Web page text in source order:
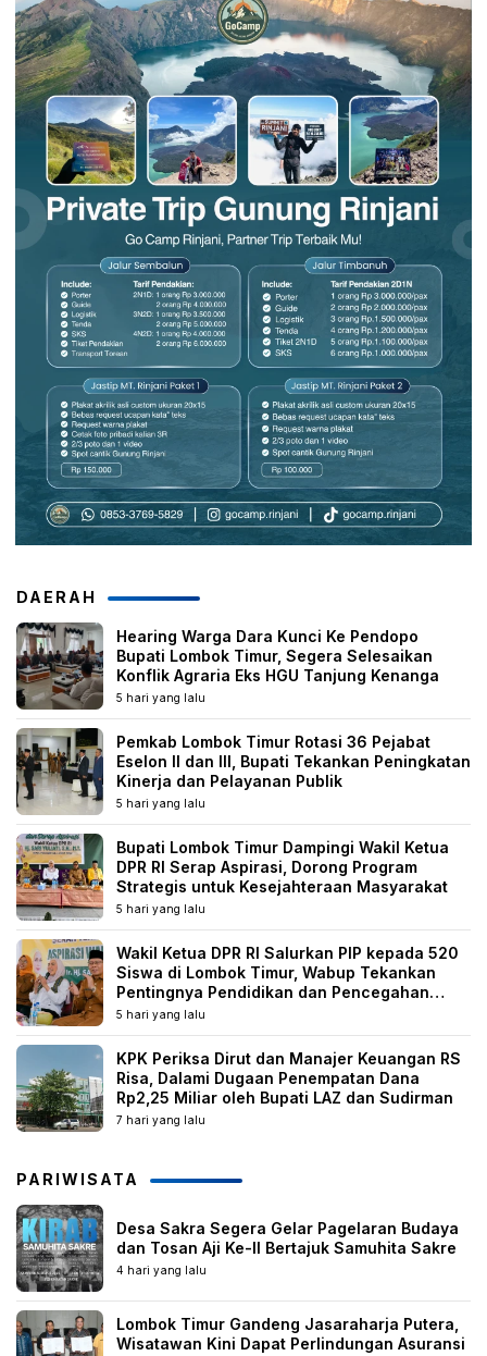
DAERAH
Hearing Warga Dara Kunci Ke Pendopo
Bupati Lombok Timur, Segera Selesaikan
Konflik Agraria Eks HGU Tanjung Kenanga
5 hari yang lalu
Pemkab Lombok Timur Rotasi 36 Pejabat
Eselon II dan III, Bupati Tekankan Peningkatan
Kinerja dan Pelayanan Publik
5 hari yang lalu
Bupati Lombok Timur Dampingi Wakil Ketua
DPR RI Serap Aspirasi, Dorong Program
Strategis untuk Kesejahteraan Masyarakat
5 hari yang lalu
Wakil Ketua DPR RI Salurkan PIP kepada 520
Siswa di Lombok Timur, Wabup Tekankan
Pentingnya Pendidikan dan Pencegahan
Perkawinan Anak
5 hari yang lalu
KPK Periksa Dirut dan Manajer Keuangan RS
Risa, Dalami Dugaan Penempatan Dana
Rp2,25 Miliar oleh Bupati LAZ dan Sudirman
7 hari yang lalu
PARIWISATA
Desa Sakra Segera Gelar Pagelaran Budaya
dan Tosan Aji Ke-II Bertajuk Samuhita Sakre
4 hari yang lalu
Lombok Timur Gandeng Jasaraharja Putera,
Wisatawan Kini Dapat Perlindungan Asuransi